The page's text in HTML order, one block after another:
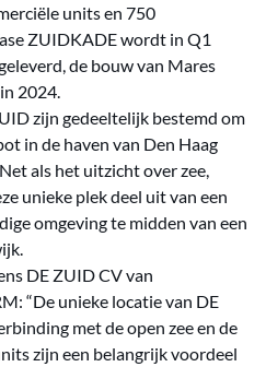
units en 750
ZUIDKADE wordt in Q1
de bouw van Mares
2024.
zijn gedeeltelijk bestemd om
in de haven van Den Haag
als het uitzicht over zee,
unieke plek deel uit van een
omgeving te midden van een
DE ZUID CV van
“De unieke locatie van DE
met de open zee en de
zijn een belangrijk voordeel